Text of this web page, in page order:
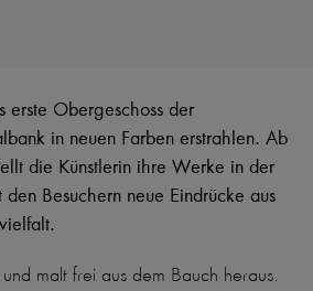
erste Obergeschoss der
in neuen Farben erstrahlen. Ab
die Künstlerin ihre Werke in der
den Besuchern neue Eindrücke aus
malt frei aus dem Bauch heraus.